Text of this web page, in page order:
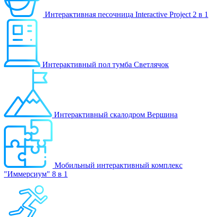
Интерактивная песочница Interactive Project 2 в 1
Интерактивный пол тумба Светлячок
Интерактивный скалодром Вершина
Мобильный интерактивный комплекс
"Иммерсиум" 8 в 1